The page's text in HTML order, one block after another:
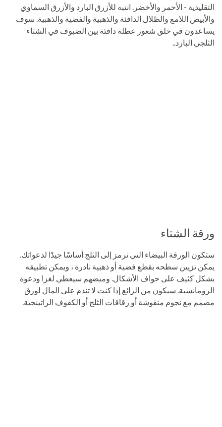
التقليدية - الأحمر والأخضر. انتبه للأزرق البارد والأزرق السماوي
والأبيض اللامع والظلال الدافئة والذهبية والفضية والذهبية. سوف
يساعدون في خلق شعور عطلة دافئة بين الضيوف في الشتاء
الثلجي البارد..
ورقة الشتاء
ستكون الورقة البيضاء التي ترمز إلى الثلج أساسًا جيدًا لدعواتك.
يمكن تزيين سطحه بقطع فضية أو ذهبية نادرة ، ويمكن تطبيقه
بشكل كثيف على حواف الأشكال. وميضهم سيعطي لغزا ودعوة
الرومانسية. سيكون من الرائع إذا كنت لا تندم على المال لورق
مصمم مع نجوم منقوشة أو رقاقات الثلج أو الكفوف الراتينجية.